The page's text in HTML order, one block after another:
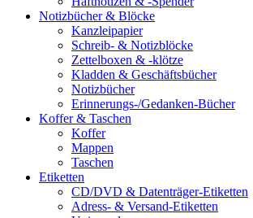
Notizbücher & Blöcke
Kanzleipapier
Schreib- & Notizblöcke
Zettelboxen & -klötze
Kladden & Geschäftsbücher
Notizbücher
Erinnerungs-/Gedanken-Bücher
Koffer & Taschen
Koffer
Mappen
Taschen
Etiketten
CD/DVD & Datenträger-Etiketten
Adress- & Versand-Etiketten